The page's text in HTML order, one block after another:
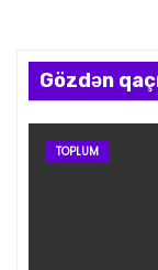
Gözdən
TOPLUM